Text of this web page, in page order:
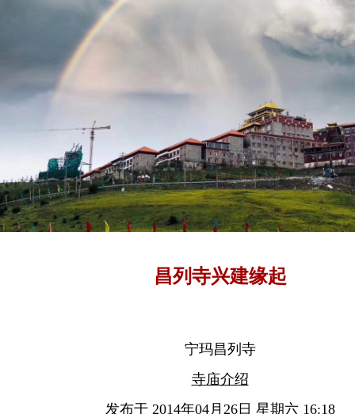
昌列寺兴建缘起
宁玛昌列寺
寺庙介绍
发布于 2014年04月26日 星期六 16:18